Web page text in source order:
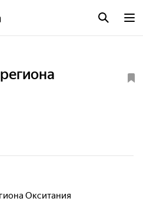
Окситания